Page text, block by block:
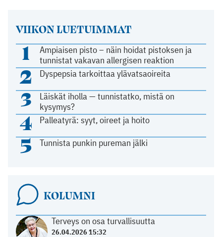
VIIKON LUETUIMMAT
1
Ampiaisen pisto – näin hoidat pistoksen ja
tunnistat vakavan allergisen reaktion
2 Dyspepsia tarkoittaa ylävatsaoireita
3
Läiskät iholla — tunnistatko, mistä on
kysymys?
4 Palleatyrä: syyt, oireet ja hoito
5 Tunnista punkin pureman jälki
KOLUMNI
Terveys on osa turvallisuutta
26.04.2026 15:32